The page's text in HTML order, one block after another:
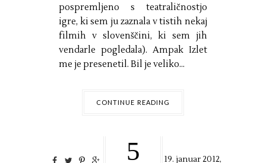
pospremljeno s teatraličnostjo
igre, ki sem ju zaznala v tistih nekaj
filmih v slovenščini, ki sem jih
vendarle pogledala). Ampak Izlet
me je presenetil. Bil je veliko...
CONTINUE READING
5
19. januar 2012,